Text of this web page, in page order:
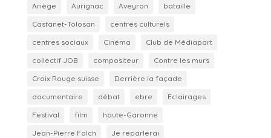
Ariège
Aurignac Aveyron
bataille
Castanet-Tolosan
centres culturels
centres sociaux
Cinéma
Club de Médiapart
collectif JOB
compositeur
Contre les murs
Croix Rouge suisse
Derrière la façade
documentaire
débat ebre
Eclairages
Festival
film
haute-Garonne
Jean-Pierre Folch
Je reparlerai